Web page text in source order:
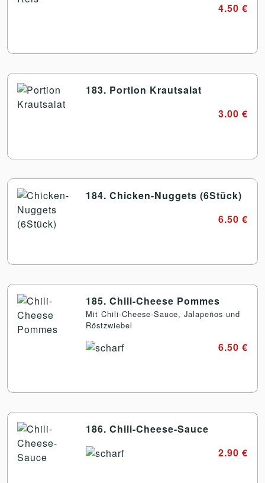
4.50 €
183. Portion Krautsalat
3.00 €
184. Chicken-Nuggets (6Stück)
6.50 €
185. Chili-Cheese Pommes
Mit Chili-Cheese-Sauce, Jalapeños und
Röstzwiebel
6.50 €
186. Chili-Cheese-Sauce
2.90 €